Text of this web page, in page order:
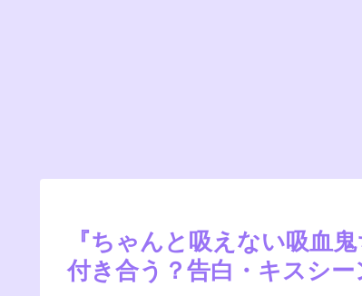
『ちゃんと吸えない吸血
付き合う？告白・キスシ